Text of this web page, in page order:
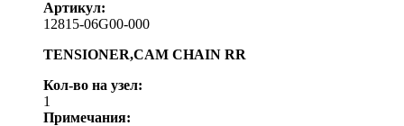
Артикул:
12815-06G00-000
TENSIONER,CAM CHAIN RR
Кол-во на узел:
1
Примечания: